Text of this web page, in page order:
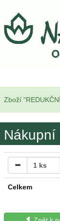
Zboží
Nákupní
1 ks
Celkem